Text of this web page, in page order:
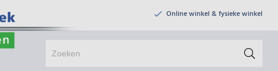
Online winkel & fysieke winkel